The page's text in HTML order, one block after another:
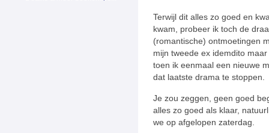
Terwijl dit alles zo goed en
kwam, probeer ik toch de
(romantische) ontmoetingen
mijn tweede ex idemdito
toen ik eenmaal een nieuwe
dat laatste drama te stoppen.
Je zou zeggen, geen goed
alles zo goed als klaar,
we op afgelopen zaterdag.